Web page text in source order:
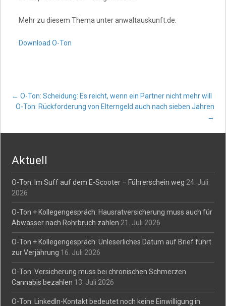
Mehr zu diesem Thema unter anwaltauskunft.de.
Download O-Ton
Post
navigation
← O-Ton: Scheidung: Es reicht, wenn ein Partner nicht mehr will
O-Ton: Rückforderung von Elterngeld auch nach sieben Jahren
→
Aktuell
O-Ton: Im Suff auf dem E-Scooter – Führerschein weg 24. Juli
2026
O-Ton + Kollegengespräch: Hausratversicherung muss auch für
Abwasser nach Rohrbruch zahlen 21. Juli 2026
O-Ton + Kollegengespräch: Unleserliches Datum auf Brief führt
zur Verjährung 16. Juli 2026
O-Ton: Versicherung muss bei chronischen Schmerzen
Cannabis bezahlen 13. Juli 2026
O-Ton: LinkedIn-Kontakt bedeutet noch keine Einwilligung in